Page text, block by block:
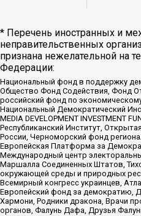
* Перечень иностранных и
неправительственных
признана нежелательной на
Федерации:
Национальный фонд в поддержку
Общество Фонд Содействия, Фонд
российский фонд по
Национальный Демократический
MEDIA DEVELOPMENT INVESTMENT
Республиканский Институт,
России, Черноморский фонд
Европейская Платформа за
Международный центр
Маршалла Соединенных Штатов,
окружающей среды и природных
Всемирный конгресс украинцев,
Европейский фонд за демократию,
Хармони, Родники дракона, Врачи
органов, Фалунь Дафа, Друзья